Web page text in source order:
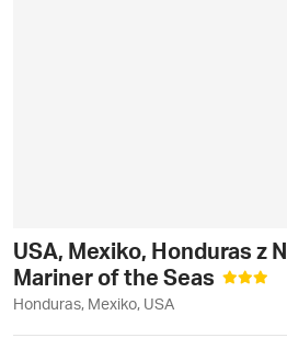
USA, Mexiko, Honduras z
Mariner of the Seas
Honduras, Mexiko, USA